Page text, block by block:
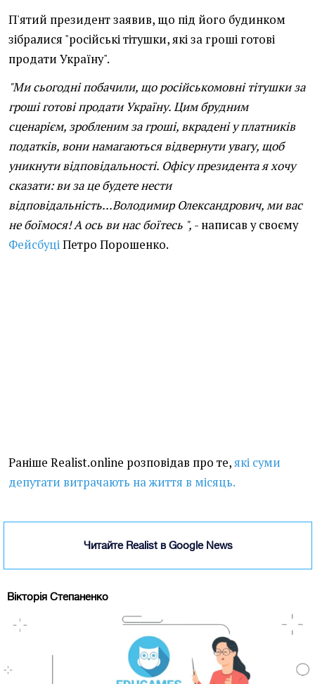
П'ятий президент заявив, що під його будинком
зібралися "російські тітушки, які за гроші готові
продати Україну".
"Ми сьогодні побачили, що російськомовні тітушки за
гроші готові продати Україну. Цим брудним
сценарієм, зробленим за гроші, вкрадені у платників
податків, вони намагаються відвернути увагу, щоб
уникнути відповідальності. Офісу президента я хочу
сказати: ви за це будете нести
відповідальність...Володимир Олександрович, ми вас
не боїмося! А ось ви нас боїтесь ", - написав у своєму
ФейсбуціПетро Порошенко.
Раніше Realist.online розповідав про те,які суми
депутати витрачають на життя в місяць.
Читайте Realist в Google News
Вікторія Степаненко